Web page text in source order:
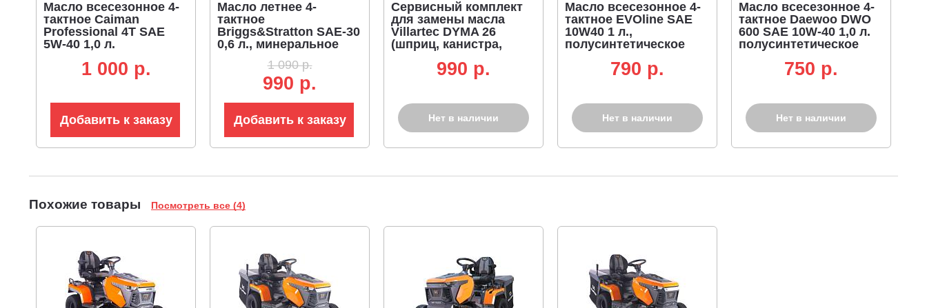
Масло всесезонное 4-
тактное Caiman
Professional 4T SAE
5W-40 1,0 л.
1 000 p.
Добавить к заказу
Масло летнее 4-
тактное
Briggs&Stratton SAE-30
0,6 л., минеральное
1 090 р.
990 р.
Добавить к заказу
Сервисный комплект
для замены масла
Villartec DYMA 26
(шприц, канистра,
990 p.
Нет в наличии
Масло всесезонное 4-
тактное EVOline SAE
10W40 1 л.,
полусинтетическое
790 p.
Нет в наличии
Масло всесезонное 4-
тактное Daewoo DWO
600 SAE 10W-40 1,0 л.
полусинтетическое
750 p.
Нет в наличии
Похожие товары Посмотреть все (4)